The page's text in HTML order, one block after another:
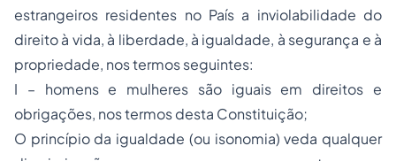
estrangeiros residentes no País a inviolabilidade do
direito à vida, à liberdade, à igualdade, à segurança e à
propriedade, nos termos seguintes:
I – homens e mulheres são iguais em direitos e
obrigações, nos termos desta Constituição;
O princípio da igualdade (ou isonomia) veda qualquer